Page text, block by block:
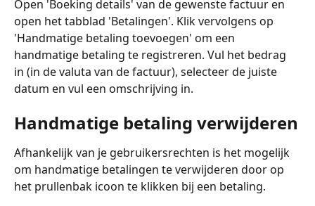
Open 'Boeking details' van de gewenste factuur en
open het tabblad 'Betalingen'. Klik vervolgens op
'Handmatige betaling toevoegen' om een
handmatige betaling te registreren. Vul het bedrag
in (in de valuta van de factuur), selecteer de juiste
datum en vul een omschrijving in.
Handmatige betaling verwijderen
Afhankelijk van je gebruikersrechten is het mogelijk
om handmatige betalingen te verwijderen door op
het prullenbak icoon te klikken bij een betaling.